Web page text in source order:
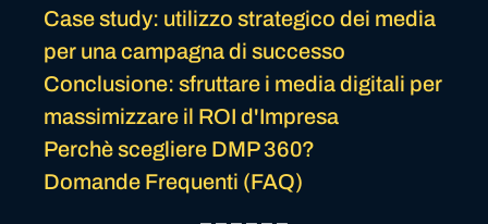
Case study: utilizzo strategico dei media
per una campagna di successo
Conclusione: sfruttare i media digitali per
massimizzare il ROI d'Impresa
Perchè scegliere DMP 360?
Domande Frequenti (FAQ)